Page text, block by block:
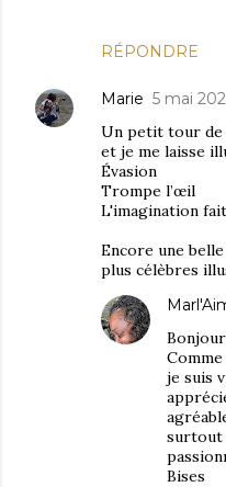
RÉPONDRE
Marie 5 mai
Un petit tour de
et je me laisse
Évasion
Trompe l’œil
L'imagination
Encore une
plus célèbres
je suis
surtout
Bises